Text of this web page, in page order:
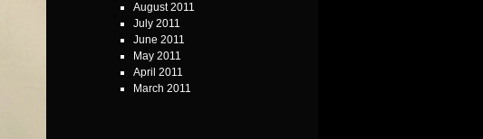
August 2011
July 2011
June 2011
May 2011
April 2011
March 2011